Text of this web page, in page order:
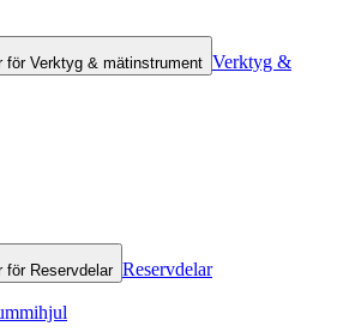
för Verktyg & mätinstrument Verktyg &
för Reservdelar Reservdelar